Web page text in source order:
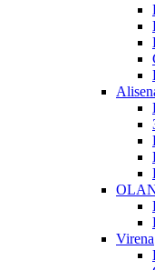
Virena